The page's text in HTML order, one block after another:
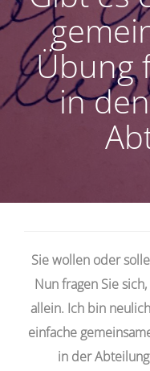
Übung
in
Sie wollen oder
Nun fragen Sie
allein. Ich bin
einfache
in der